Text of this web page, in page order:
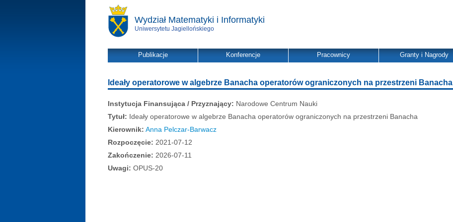
Wydział Matematyki i Informatyki
Uniwersytetu Jagiellońskiego
Publikacje Konferencje Pracownicy Granty i Nagrody
Ideały operatorowe w algebrze Banacha operatorów ograniczonych na przestrzeni Banacha
Instytucja Finansująca / Przyznający: Narodowe Centrum Nauki
Tytuł: Ideały operatorowe w algebrze Banacha operatorów ograniczonych na przestrzeni Banacha
Kierownik: Anna Pelczar-Barwacz
Rozpoczęcie: 2021-07-12
Zakończenie: 2026-07-11
Uwagi: OPUS-20